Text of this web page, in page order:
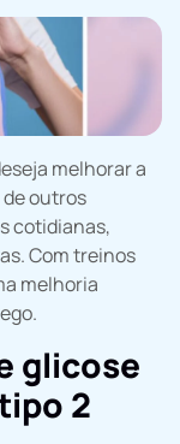
melhorar a
outros
cotidianas,
Com treinos
melhoria
glicose
2